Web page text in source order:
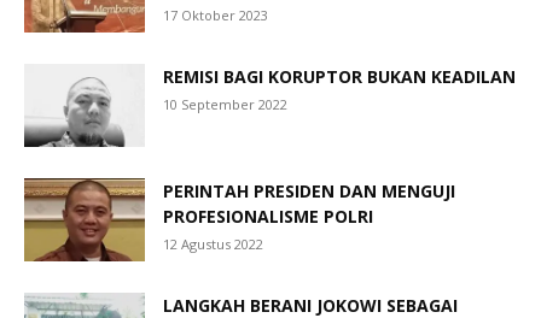
17 Oktober 2023
REMISI BAGI KORUPTOR BUKAN KEADILAN
10 September 2022
PERINTAH PRESIDEN DAN MENGUJI
PROFESIONALISME POLRI
12 Agustus 2022
LANGKAH BERANI JOKOWI SEBAGAI